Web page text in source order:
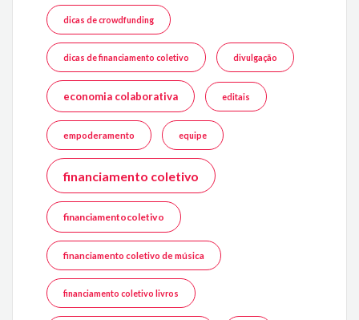
dicas de crowdfunding
dicas de financiamento coletivo divulgação
economia colaborativa editais
empoderamento equipe
financiamento coletivo
financiamentocoletivo
financiamento coletivo de música
financiamento coletivo livros